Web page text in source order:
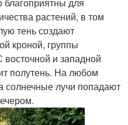
растений, в том
тень создают
кроной, группы
и западной
полутень. На любом
солнечные лучи попадают